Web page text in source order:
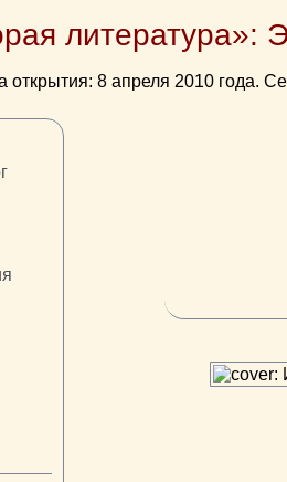
литература»:
открытия: 8 апреля 2010 года.